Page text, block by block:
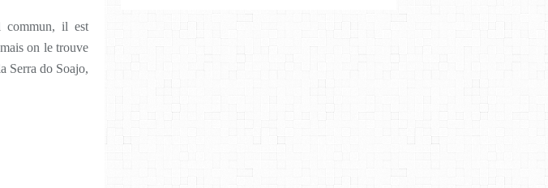
commun, il est
on le trouve
Serra do Soajo,